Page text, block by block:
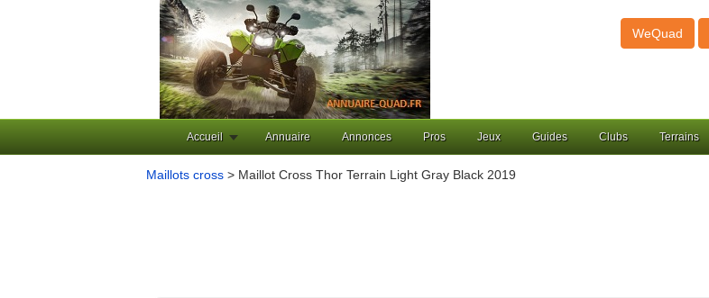
WeQuad
Accueil Annuaire Annonces Pros Jeux Guides Clubs Terrains
Maillots cross > Maillot Cross Thor Terrain Light Gray Black 2019